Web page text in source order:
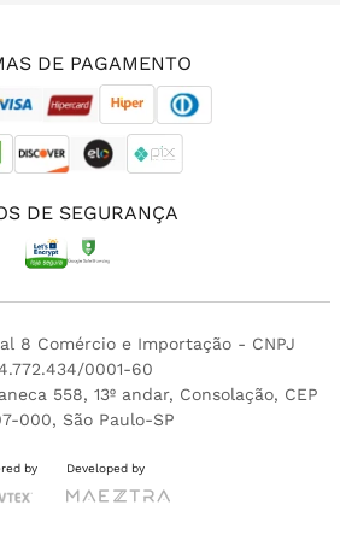
DE PAGAMENTO
DE SEGURANÇA
8 Comércio e Importação - CNPJ
0001-60
558, 13º andar, Consolação, CEP
000, São Paulo-SP
by Developed by